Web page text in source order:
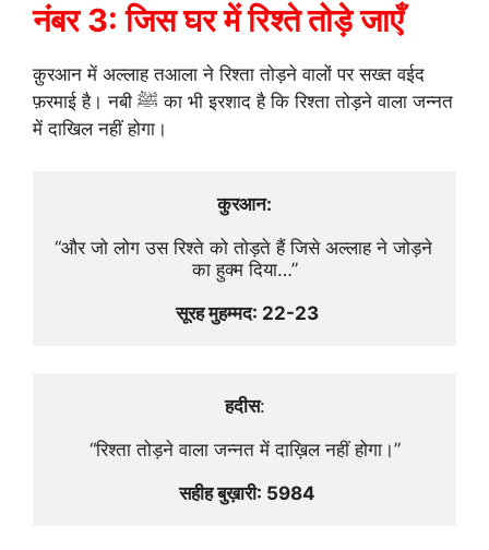
नंबर 3: जिस घर में रिश्ते तोड़े जाएँ
क़ुरआन में अल्लाह तआला ने रिश्ता तोड़ने वालों पर सख्त वईद
फ़रमाई है। नबी ﷺ का भी इरशाद है कि रिश्ता तोड़ने वाला जन्नत
में दाखिल नहीं होगा।
कुरआन:
“और जो लोग उस रिश्ते को तोड़ते हैं जिसे अल्लाह ने जोड़ने
का हुक्म दिया…”
सूरह मुहम्मद: 22-23
हदीस:
“रिश्ता तोड़ने वाला जन्नत में दाख़िल नहीं होगा।”
सहीह बुख़ारी: 5984